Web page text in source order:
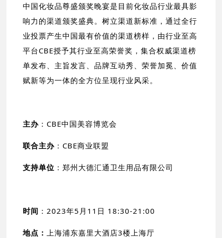
中国化妆品尊盛颁奖晚宴是目前化妆品行业最具影
响力的渠道颁奖盛典。树立渠道新标准，通过全行
业投票产生中国最有价值的渠道榜样，由行业至高
平台CBE授予其行业至高荣誉奖，集合权威渠道榜
单发布、主旨发言、品牌互动秀、荣誉加冕、价值
赋新等为一体的全方位呈现行业风采。
主办 ：CBE中国美容博览会
联合主办 ：CBE商业联盟
支持单位 ：郑州大德汇通卫生用品有限公司
时间 ：2023年5月11日 18:30-21:00
地点： 上海浦东嘉里大酒店3楼上海厅